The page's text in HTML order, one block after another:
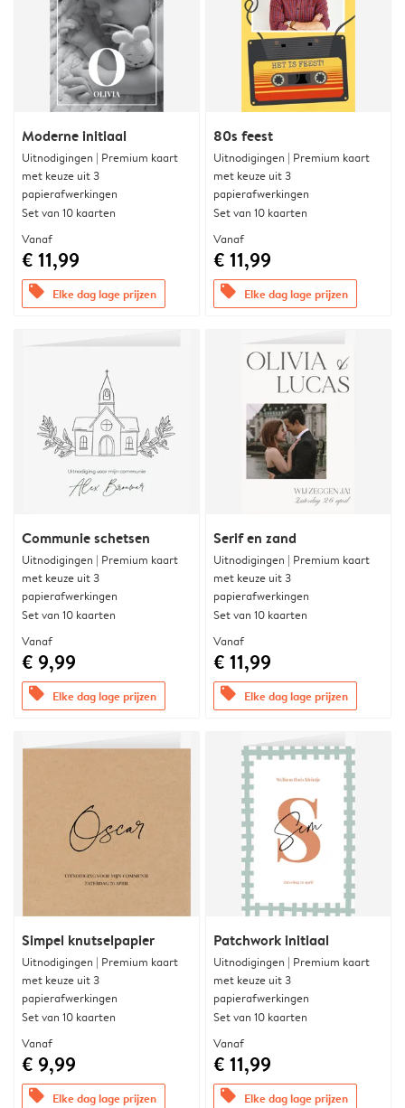
Moderne initiaal
Uitnodigingen | Premium kaart
met keuze uit 3
papierafwerkingen
Set van 10 kaarten
Vanaf
€ 11,99
offers Elke dag lage prijzen
80s feest
Uitnodigingen | Premium kaart
met keuze uit 3
papierafwerkingen
Set van 10 kaarten
Vanaf
€ 11,99
offers Elke dag lage prijzen
Communie schetsen
Uitnodigingen | Premium kaart
met keuze uit 3
papierafwerkingen
Set van 10 kaarten
Vanaf
€ 9,99
offers Elke dag lage prijzen
Serif en zand
Uitnodigingen | Premium kaart
met keuze uit 3
papierafwerkingen
Set van 10 kaarten
Vanaf
€ 11,99
offers Elke dag lage prijzen
Simpel knutselpapier
Uitnodigingen | Premium kaart
met keuze uit 3
papierafwerkingen
Set van 10 kaarten
Vanaf
€ 9,99
offers Elke dag lage prijzen
Patchwork initiaal
Uitnodigingen | Premium kaart
met keuze uit 3
papierafwerkingen
Set van 10 kaarten
Vanaf
€ 11,99
offers Elke dag lage prijzen